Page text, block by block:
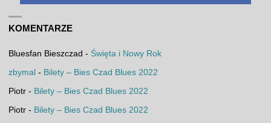
KOMENTARZE
Bluesfan Bieszczad - Święta i Nowy Rok
zbymal - Bilety – Bies Czad Blues 2022
Piotr- Bilety – Bies Czad Blues 2022
Piotr- Bilety – Bies Czad Blues 2022